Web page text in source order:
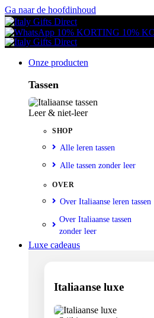
Ga naar de hoofdinhoud
10% KORTING 10%
Onze producten
Tassen
Leer & niet-leer
SHOP
Alle leren tassen
Alle tassen zonder leer
OVER
Over Italiaanse leren tassen
Over Italiaanse tassen
zonder leer
Luxe cadeaus
Italiaanse luxe